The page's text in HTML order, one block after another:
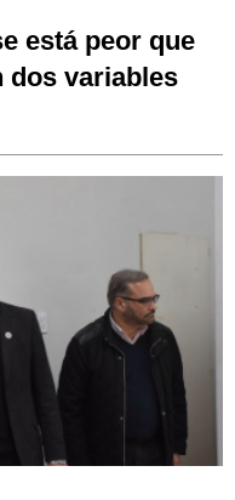
está peor que
dos variables